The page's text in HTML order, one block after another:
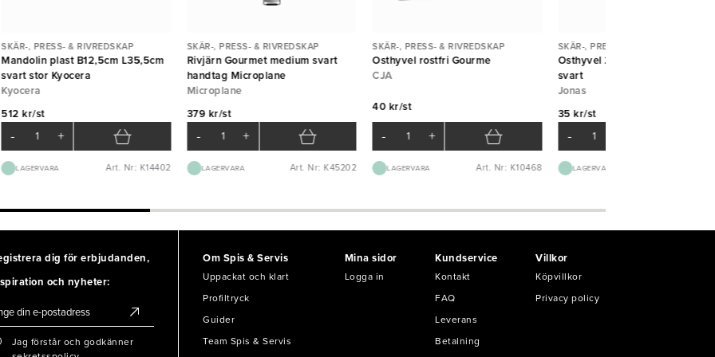
SKÄR-, PRESS- & RIVREDSKAP
Mandolin plast B12,5cm L35,5cm
svart stor Kyocera
Kyocera
512 kr/st
- +
LAGERVARA Art. Nr: K14402
SKÄR-, PRESS- & RIVREDSKAP
Rivjärn Gourmet medium svart
handtag Microplane
Microplane
379 kr/st
- +
LAGERVARA Art. Nr: K45202
SKÄR-, PRESS- & RIVREDSKAP
Osthyvel rostfri Gourme
CJA
40 kr/st
- +
LAGERVARA Art. Nr: K10468
SKÄR-, PRESS- & RIVREDSKAP
Osthyvel 22cm plasthandtag
svart
Jonas
35 kr/st
-
LAGERVARA
dig för erbjudanden,
och nyheter:
Jag förstår och godkänner
Om Spis & Servis
Uppackat och klart
Profiltryck
Guider
Team Spis & Servis
Mina sidor
Logga in
Kundservice
Kontakt
FAQ
Leverans
Betalning
Villkor
Köpvillkor
Privacy policy